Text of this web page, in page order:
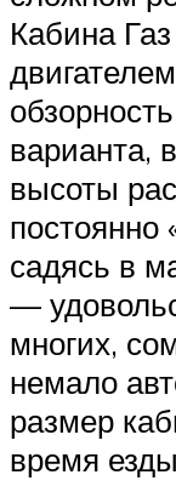
Кабина
варианта,
высоты
постоянно
садясь в
—
многих,
немало
размер
время